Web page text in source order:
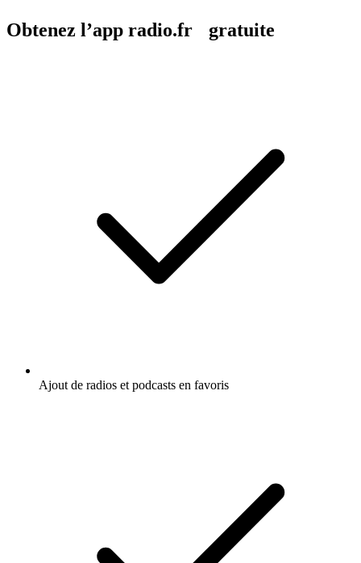
Obtenez l’app radio.fr gratuite
Ajout de radios et podcasts en favoris